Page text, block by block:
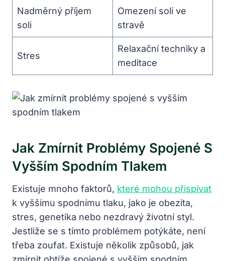
Nadměrný příjem
soli
Omezení soli ve
stravě
Stres
Relaxační techniky a
meditace
Jak Zmírnit Problémy Spojené S
Vyšším Spodním Tlakem
Existuje mnoho faktorů, které mohou přispívat
k vyššímu spodnímu tlaku, jako je obezita,
stres, genetika nebo nezdravý životní styl.
Jestliže se s tímto problémem potýkáte, není
třeba zoufat. Existuje několik způsobů, jak